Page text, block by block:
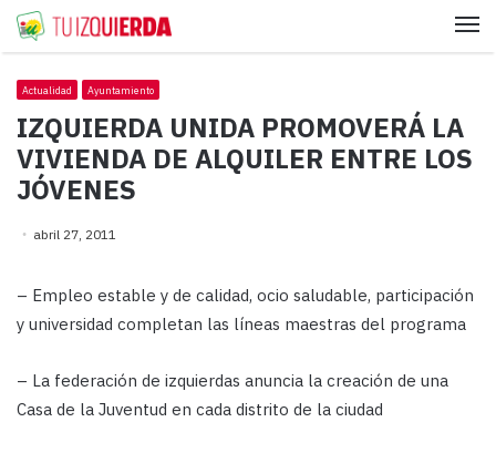
Actualidad Ayuntamiento
IZQUIERDA UNIDA PROMOVERÁ LA
VIVIENDA DE ALQUILER ENTRE LOS
JÓVENES
abril 27, 2011
– Empleo estable y de calidad, ocio saludable, participación
y universidad completan las líneas maestras del programa
– La federación de izquierdas anuncia la creación de una
Casa de la Juventud en cada distrito de la ciudad